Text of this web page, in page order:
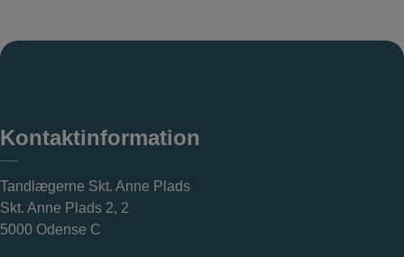
Kontaktinformation
Tandlægerne Skt. Anne Plads
Skt. Anne Plads 2, 2
5000 Odense C